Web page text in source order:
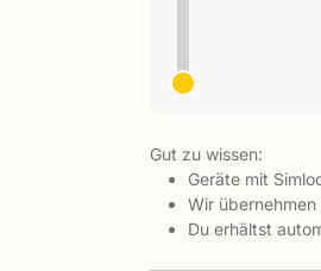
Gut zu wissen:
Geräte mit
Wir
Du erhältst